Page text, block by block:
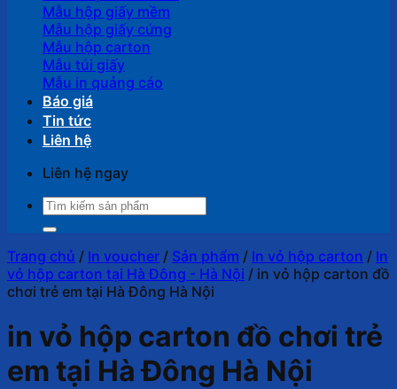
Mẫu hộp giấy mềm
Mẫu hộp giấy cứng
Mẫu hộp carton
Mẫu túi giấy
Mẫu in quảng cáo
Báo giá
Tin tức
Liên hệ
Liên hệ ngay
Tìm
kiếm:
Trang chủ / In voucher / Sản phẩm / In vỏ hộp carton / In
vỏ hộp carton tại Hà Đông - Hà Nội / in vỏ hộp carton đồ
chơi trẻ em tại Hà Đông Hà Nội
in vỏ hộp carton đồ chơi trẻ
em tại Hà Đông Hà Nội